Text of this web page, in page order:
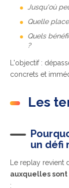
Jusqu'où
Quelle
Quels
?
L'objectif :
concrets et
Les
un défi
Le replay revient
auxquelles
: